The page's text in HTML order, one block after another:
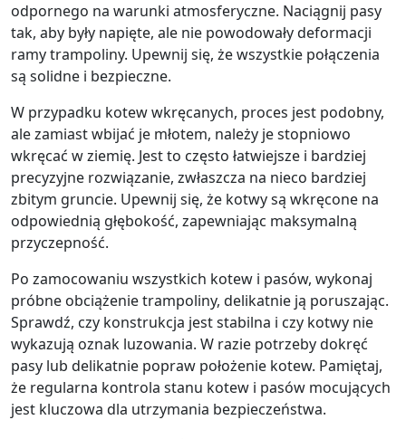
odpornego na warunki atmosferyczne. Naciągnij pasy
tak, aby były napięte, ale nie powodowały deformacji
ramy trampoliny. Upewnij się, że wszystkie połączenia
są solidne i bezpieczne.
W przypadku kotew wkręcanych, proces jest podobny,
ale zamiast wbijać je młotem, należy je stopniowo
wkręcać w ziemię. Jest to często łatwiejsze i bardziej
precyzyjne rozwiązanie, zwłaszcza na nieco bardziej
zbitym gruncie. Upewnij się, że kotwy są wkręcone na
odpowiednią głębokość, zapewniając maksymalną
przyczepność.
Po zamocowaniu wszystkich kotew i pasów, wykonaj
próbne obciążenie trampoliny, delikatnie ją poruszając.
Sprawdź, czy konstrukcja jest stabilna i czy kotwy nie
wykazują oznak luzowania. W razie potrzeby dokręć
pasy lub delikatnie popraw położenie kotew. Pamiętaj,
że regularna kontrola stanu kotew i pasów mocujących
jest kluczowa dla utrzymania bezpieczeństwa.